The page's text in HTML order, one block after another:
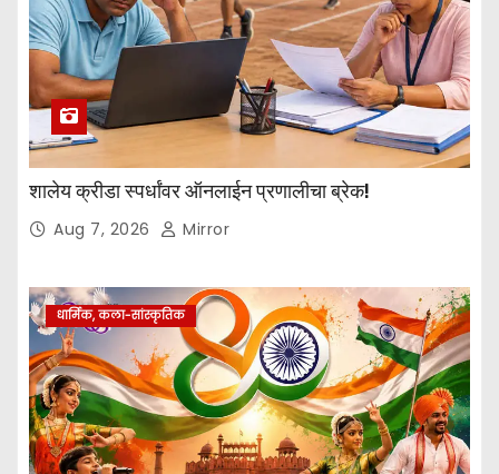
शालेय क्रीडा स्पर्धांवर ऑनलाईन प्रणालीचा ब्रेक!
Aug 7, 2026 Mirror
धार्मिक, कला-सांस्कृतिक